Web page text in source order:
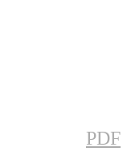
PDF